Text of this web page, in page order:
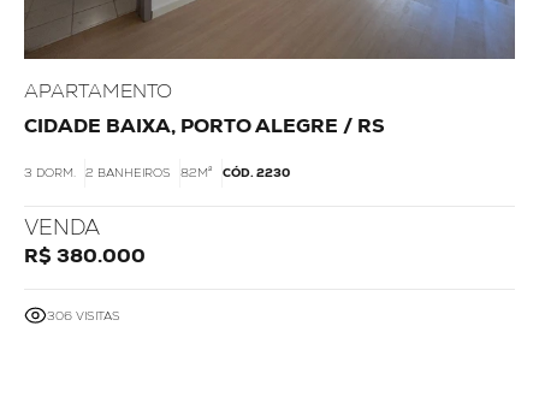
APARTAMENTO
CIDADE BAIXA, PORTO ALEGRE / RS
3 DORM. 2 BANHEIROS 82M² CÓD. 2230
VENDA
R$ 380.000
306 VISITAS